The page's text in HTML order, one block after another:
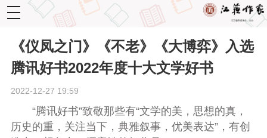
toggle
navigation
《仪凤之门》《不老》《大博弈》入选
腾讯好书2022年度十大文学好书
2022-12-27 19:59
“腾讯好书”致敬那些有“文学的美，思想的真，
历史的重，关注当下，典雅叙事，优美表达”，有创